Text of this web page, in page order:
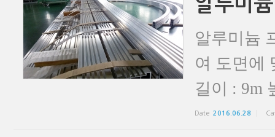
알루미늄
여 도면에
길이 : 9m
Date 2016.06.28